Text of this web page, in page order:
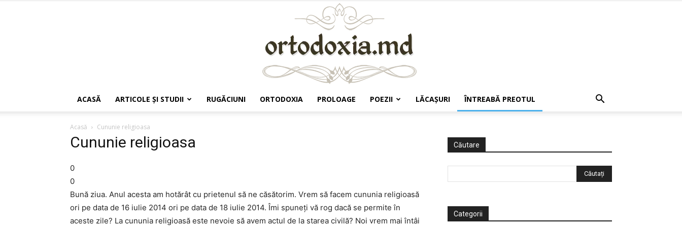
ACASĂ ARTICOLE ŞI STUDII RUGĂCIUNI ORTODOXIA PROLOAGE POEZII LĂCAŞURI ÎNTREABĂ PREOTUL
Acasă Cununie religioasa
Cununie religioasa
0
0
Bună ziua. Anul acesta am hotărât cu prietenul să ne căsătorim. Vrem să facem cununia religioasă
ori pe data de 16 iulie 2014 ori pe data de 18 iulie 2014. Îmi spuneți vă rog dacă se permite în
aceste zile? La cununia religioasă este nevoie să avem actul de la starea civilă? Noi vrem mai întâi
Căutare
Categorii